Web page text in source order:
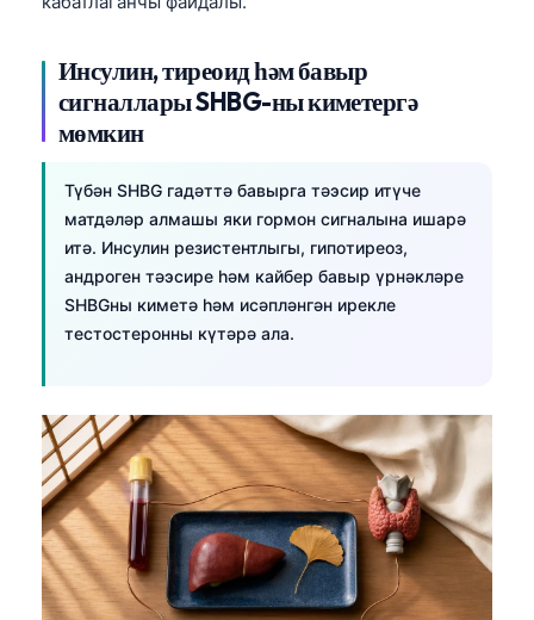
Инсулин, тиреоид һәм бавыр
сигналлары SHBG-ны киметергә
мөмкин
Түбән SHBG гадәттә бавырга тәэсир итүче
матдәләр алмашы яки гормон сигналына ишарә
итә. Инсулин резистентлыгы, гипотиреоз,
андроген тәэсире һәм кайбер бавыр үрнәкләре
SHBGны киметә һәм исәпләнгән ирекле
тестостеронны күтәрә ала.